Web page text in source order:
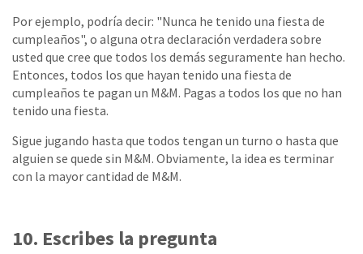
Por ejemplo, podría decir: "Nunca he tenido una fiesta de
cumpleaños", o alguna otra declaración verdadera sobre
usted que cree que todos los demás seguramente han hecho.
Entonces, todos los que hayan tenido una fiesta de
cumpleaños te pagan un M&M. Pagas a todos los que no han
tenido una fiesta.
Sigue jugando hasta que todos tengan un turno o hasta que
alguien se quede sin M&M. Obviamente, la idea es terminar
con la mayor cantidad de M&M.
10. Escribes la pregunta